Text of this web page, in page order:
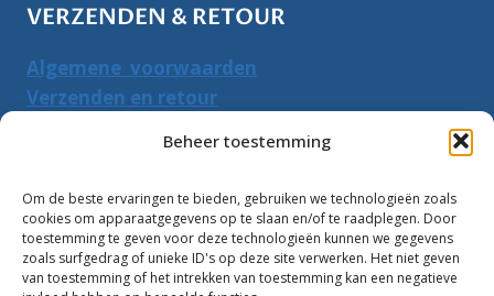
Beheer toestemming
Om de beste ervaringen te bieden, gebruiken we technologieën zoals
cookies om apparaatgegevens op te slaan en/of te raadplegen. Door
toestemming te geven voor deze technologieën kunnen we gegevens
zoals surfgedrag of unieke ID's op deze site verwerken. Het niet geven
van toestemming of het intrekken van toestemming kan een negatieve
VERZENDEN & RETOUR
Algemene voorwaarden
Verzenden en retour
PRODUCTEN ZOEKEN
Zoeken
naar:
Zoeken